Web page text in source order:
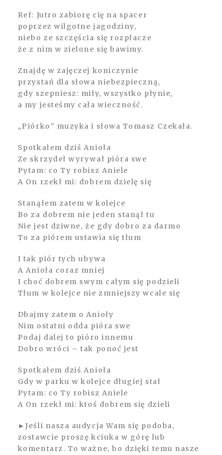
Ref: Jutro zabiorę cię na spacer
poprzez wilgotne jagodziny,
niebo ze szczęścia się rozpłacze
że z nim w zielone się bawimy.
Znajdę w zajęczej koniczynie
przystań dla słowa niebezpieczną,
gdy szepniesz: miły, wszystko płynie,
a my jesteśmy cała wieczność.
„Piórko” muzyka i słowa Tomasz Czekała.
Spotkałem dziś Anioła
Ze skrzydeł wyrywał pióra swe
Pytam: co Ty robisz Aniele
A On rzekł mi: dobrem dzielę się
Stanąłem zatem w kolejce
Bo za dobrem nie jeden stanął tu
Nie jest dziwne, że gdy dobro za darmo
To za piórem ustawia się tłum
I tak piór tych ubywa
A Anioła coraz mniej
I choć dobrem swym całym się podzieli
Tłum w kolejce nie zmniejszy wcale się
Dbajmy zatem o Anioły
Nim ostatni odda pióra swe
Podaj dalej to pióro innemu
Dobro wróci – tak ponoć jest
Spotkałem dziś Anioła
Gdy w parku w kolejce długiej stał
Pytam: co Ty robisz Aniele
A On rzekł mi: ktoś dobrem się dzieli
►Jeśli nasza audycja Wam się podoba,
zostawcie proszę kciuka w górę lub
komentarz. To ważne, bo dzięki temu nasze